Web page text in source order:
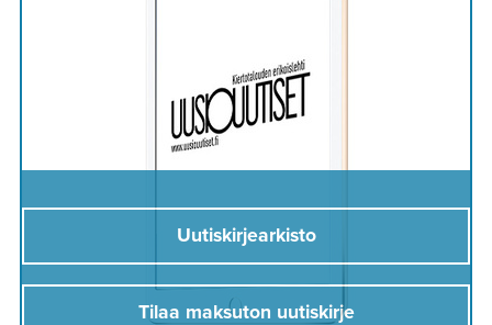
Uutiskirjearkisto
Tilaa maksuton uutiskirje